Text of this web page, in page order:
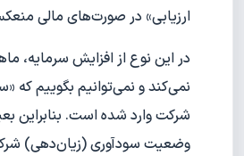
ارزیابی» در صورت‌های مالی
در این نوع از افزایش سرمایه،
نمی‌کند و نمی‌توانیم بگوییم که
شرکت وارد شده است. بنابراین
وضعیت سودآوری (زیان‌دهی)